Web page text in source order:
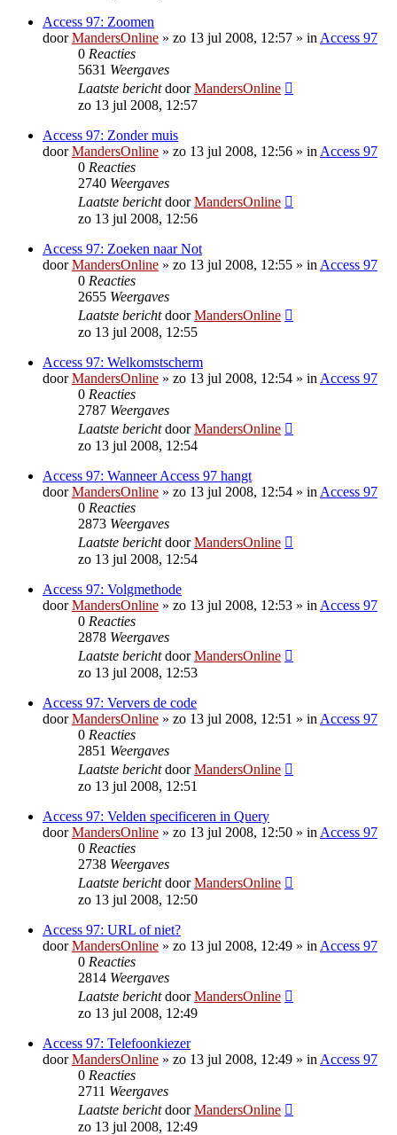
Access 97: Zoomen
doorMandersOnline » zo 13 jul 2008, 12:57 » in Access 97
0 Reacties
5631 Weergaves
Laatste berichtdoorMandersOnline
zo 13 jul 2008, 12:57
Access 97: Zonder muis
doorMandersOnline » zo 13 jul 2008, 12:56 » in Access 97
0 Reacties
2740 Weergaves
Laatste berichtdoorMandersOnline
zo 13 jul 2008, 12:56
Access 97: Zoeken naar Not
doorMandersOnline » zo 13 jul 2008, 12:55 » in Access 97
0 Reacties
2655 Weergaves
Laatste berichtdoorMandersOnline
zo 13 jul 2008, 12:55
Access 97: Welkomstscherm
doorMandersOnline » zo 13 jul 2008, 12:54 » in Access 97
0 Reacties
2787 Weergaves
Laatste berichtdoorMandersOnline
zo 13 jul 2008, 12:54
Access 97: Wanneer Access 97 hangt
doorMandersOnline » zo 13 jul 2008, 12:54 » in Access 97
0 Reacties
2873 Weergaves
Laatste berichtdoorMandersOnline
zo 13 jul 2008, 12:54
Access 97: Volgmethode
doorMandersOnline » zo 13 jul 2008, 12:53 » in Access 97
0 Reacties
2878 Weergaves
Laatste berichtdoorMandersOnline
zo 13 jul 2008, 12:53
Access 97: Ververs de code
doorMandersOnline » zo 13 jul 2008, 12:51 » in Access 97
0 Reacties
2851 Weergaves
Laatste berichtdoorMandersOnline
zo 13 jul 2008, 12:51
Access 97: Velden specificeren in Query
doorMandersOnline » zo 13 jul 2008, 12:50 » in Access 97
0 Reacties
2738 Weergaves
Laatste berichtdoorMandersOnline
zo 13 jul 2008, 12:50
Access 97: URL of niet?
doorMandersOnline » zo 13 jul 2008, 12:49 » in Access 97
0 Reacties
2814 Weergaves
Laatste berichtdoorMandersOnline
zo 13 jul 2008, 12:49
Access 97: Telefoonkiezer
doorMandersOnline » zo 13 jul 2008, 12:49 » in Access 97
0 Reacties
2711 Weergaves
Laatste berichtdoorMandersOnline
zo 13 jul 2008, 12:49